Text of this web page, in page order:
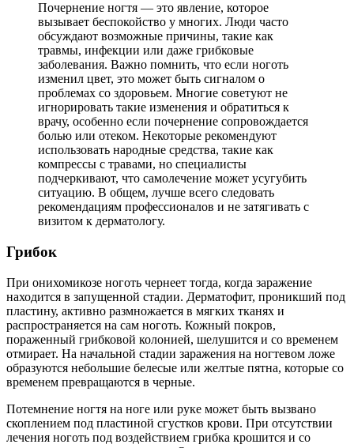
Почернение ногтя — это явление, которое
вызывает беспокойство у многих. Люди часто
обсуждают возможные причины, такие как
травмы, инфекции или даже грибковые
заболевания. Важно помнить, что если ноготь
изменил цвет, это может быть сигналом о
проблемах со здоровьем. Многие советуют не
игнорировать такие изменения и обратиться к
врачу, особенно если почернение сопровождается
болью или отеком. Некоторые рекомендуют
использовать народные средства, такие как
компрессы с травами, но специалисты
подчеркивают, что самолечение может усугубить
ситуацию. В общем, лучше всего следовать
рекомендациям профессионалов и не затягивать с
визитом к дерматологу.
Грибок
При онихомикозе ноготь чернеет тогда, когда заражение
находится в запущенной стадии. Дерматофит, проникший под
пластину, активно размножается в мягких тканях и
распространяется на сам ноготь. Кожный покров,
пораженный грибковой колонией, шелушится и со временем
отмирает. На начальной стадии заражения на ногтевом ложе
образуются небольшие белесые или желтые пятна, которые со
временем превращаются в черные.
Потемнение ногтя на ноге или руке может быть вызвано
скоплением под пластиной сгустков крови. При отсутствии
лечения ноготь под воздействием грибка крошится и со